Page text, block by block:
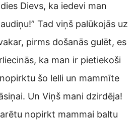
Dievs, ka iedevi man
Tad viņš palūkojās uz
pirms došanās gulēt, es
ka man ir pietiekoši
šo lelli un mammīte
Un Viņš mani dzirdēja!
nopirkt mammai baltu